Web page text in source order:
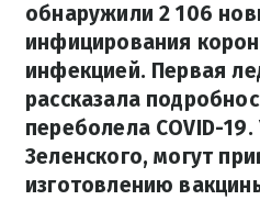
обнаружили 2 106
инфицирования
инфекцией. Первая
рассказала
переболела COVID-
Зеленского, могут
изготовлению